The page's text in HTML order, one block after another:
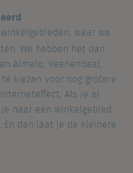
waar we
We hebben het dan
Almelo, Veenendaal,
kiezen voor nog grotere
Als je al
naar een winkelgebied
dan laat je de kleinere